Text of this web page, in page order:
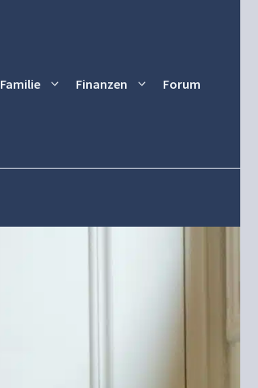
Familie Finanzen Forum